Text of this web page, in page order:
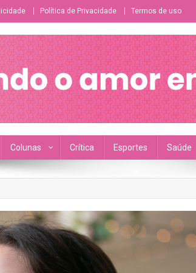
Política de Privacidade Termos de uso
bissexual/sáfico
Colunas Crítica Esportes Saúde